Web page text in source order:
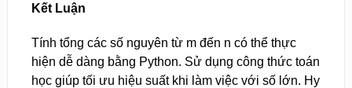
Kết Luận
Tính tổng các số nguyên từ m đến n có thể thực
hiện dễ dàng bằng Python. Sử dụng công thức toán
học giúp tối ưu hiệu suất khi làm việc với số lớn. Hy